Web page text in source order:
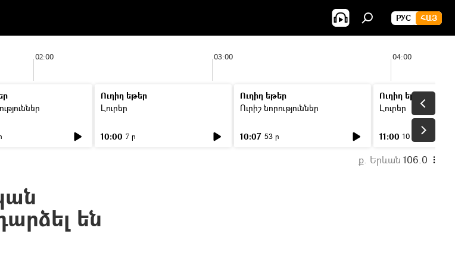
РУС ՀԱՅ
02:00 03:00 04:00
Ուղիղ եթեր
Լուրեր
10:00 7 ր
Ուղիղ եթեր
Ուրիշ նորություններ
10:07 53 ր
Ուղիղ եթեր
Լուրեր
11:00 10 ր
ք. Երևան 106.0
են